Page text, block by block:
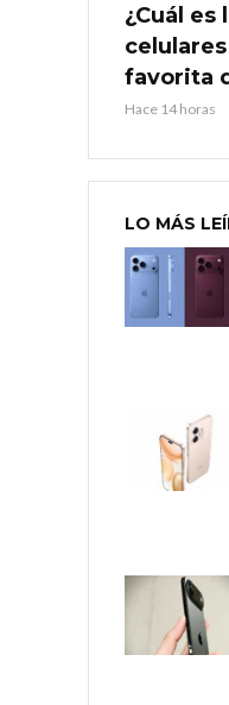
¿Cuál es
favorita
Hace 14 horas
LO MÁS